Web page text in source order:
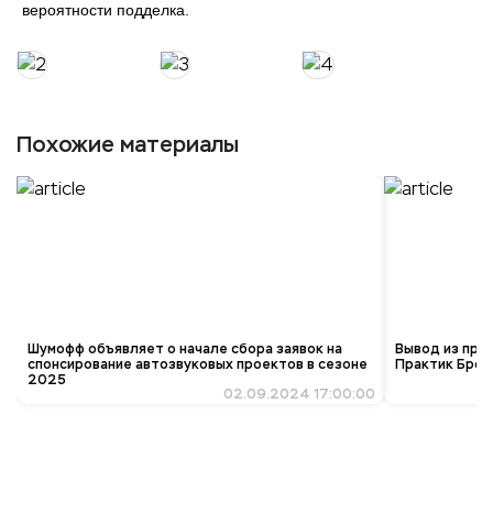
вероятности подделка.
Похожие материалы
Шумофф объявляет о начале сбора заявок на
спонсирование автозвуковых проектов в сезоне
2025
02.09.2024 17:00:00
Вывод из
Практик